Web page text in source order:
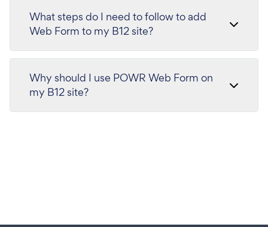
What steps do I need to follow to add
Web Form to my B12 site?
Why should I use POWR Web Form on
my B12 site?